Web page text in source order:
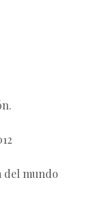
del mundo